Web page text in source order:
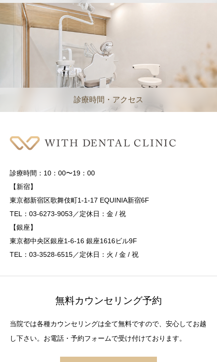
診療時間・アクセス
診療時間：10：00〜19：00
【新宿】
東京都新宿区歌舞伎町1-1-17 EQUINIA新宿6F
TEL：03-6273-9053／定休日：金 / 祝
【銀座】
東京都中央区銀座1-6-16 銀座1616ビル9F
TEL：03-3528-6515／定休日：火 / 金 / 祝
無料カウンセリング予約
当院では各種カウンセリングは全て無料ですので、安心してお越
し下さい。お電話・予約フォームで受け付けております。